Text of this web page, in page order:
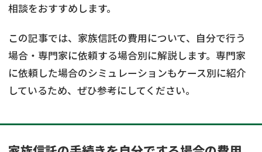
相談をおすすめします。
この記事では、家族信託の費用について、自分で行う
場合・専門家に依頼する場合別に解説します。専門家
に依頼した場合のシミュレーションもケース別に紹介
しているため、ぜひ参考にしてください。